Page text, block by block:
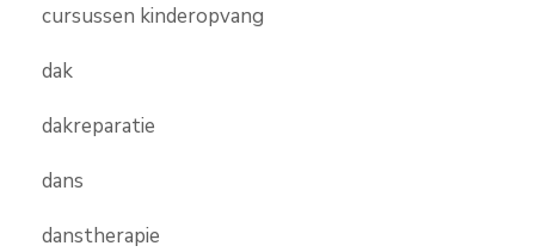
cursussen kinderopvang
dak
dakreparatie
dans
danstherapie